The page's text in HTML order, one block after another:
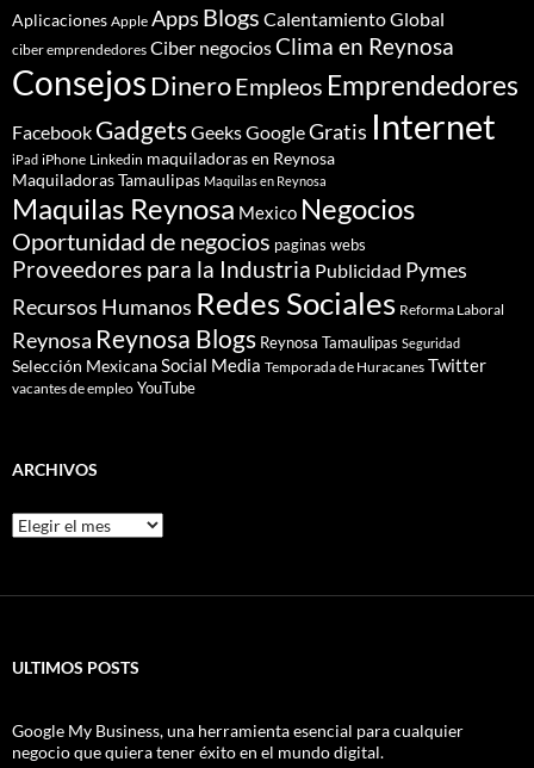
Aplicaciones Apple Apps Blogs Calentamiento Global
ciber emprendedores Ciber negociosClima en Reynosa
ConsejosDineroEmpleos Emprendedores
Facebook GadgetsGeeksGoogleGratis Internet
iPad iPhone Linkedin maquiladoras en Reynosa
Maquiladoras Tamaulipas Maquilas en Reynosa
Maquilas Reynosa Mexico Negocios
Oportunidad de negocios paginas webs
Proveedores para la Industria Publicidad Pymes
Recursos Humanos Redes Sociales Reforma Laboral
Reynosa Reynosa Blogs Reynosa Tamaulipas Seguridad
Selección MexicanaSocial Media Temporada de Huracanes Twitter
vacantes de empleo YouTube
ARCHIVOS
Archivos
ULTIMOS POSTS
Google My Business, una herramienta esencial para cualquier
negocio que quiera tener éxito en el mundo digital.